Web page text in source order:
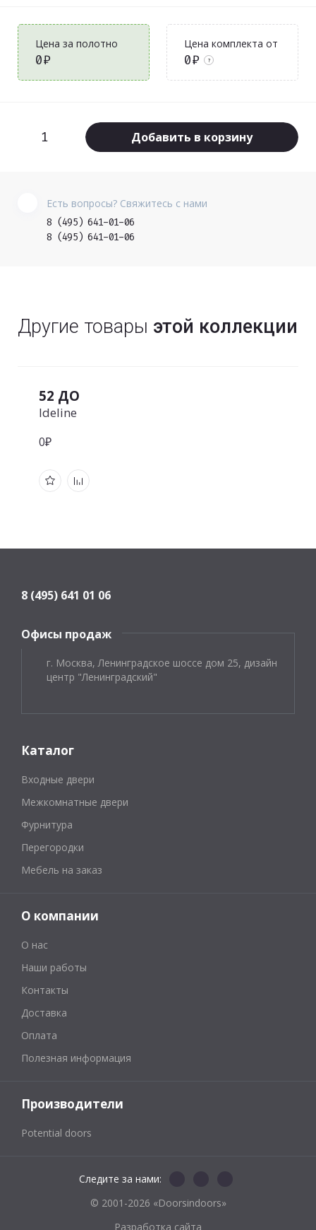
Цена за полотно
0₽
Цена комплекта от
0₽ ?
Добавить в корзину
Есть вопросы? Свяжитесь с нами
8 (495) 641-01-06
8 (495) 641-01-06
Другие товары этой коллекции
52 ДО
Ideline
0₽
8 (495) 641 01 06
Офисы продаж
г. Москва, Ленинградское шоссе дом 25, дизайн
центр "Ленинградский"
Каталог
Входные двери
Межкомнатные двери
Фурнитура
Перегородки
Мебель на заказ
О компании
О нас
Наши работы
Контакты
Доставка
Оплата
Полезная информация
Производители
Potential doors
© 2001-2026 «Doorsindoors»
Следите за нами:
Разработка сайта